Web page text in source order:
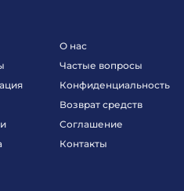
О нас
Частые вопросы
Конфиденциальность
Возврат средств
Соглашение
Контакты